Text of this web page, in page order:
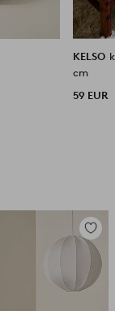
KELSO
cm
59 EUR
Lisää